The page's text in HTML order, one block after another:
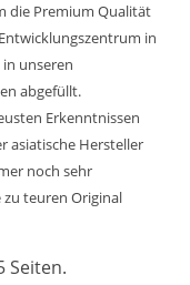
die Premium Qualität
in
unseren
abgefüllt.
Erkenntnissen
asiatische Hersteller
noch sehr
teuren Original
Seiten.